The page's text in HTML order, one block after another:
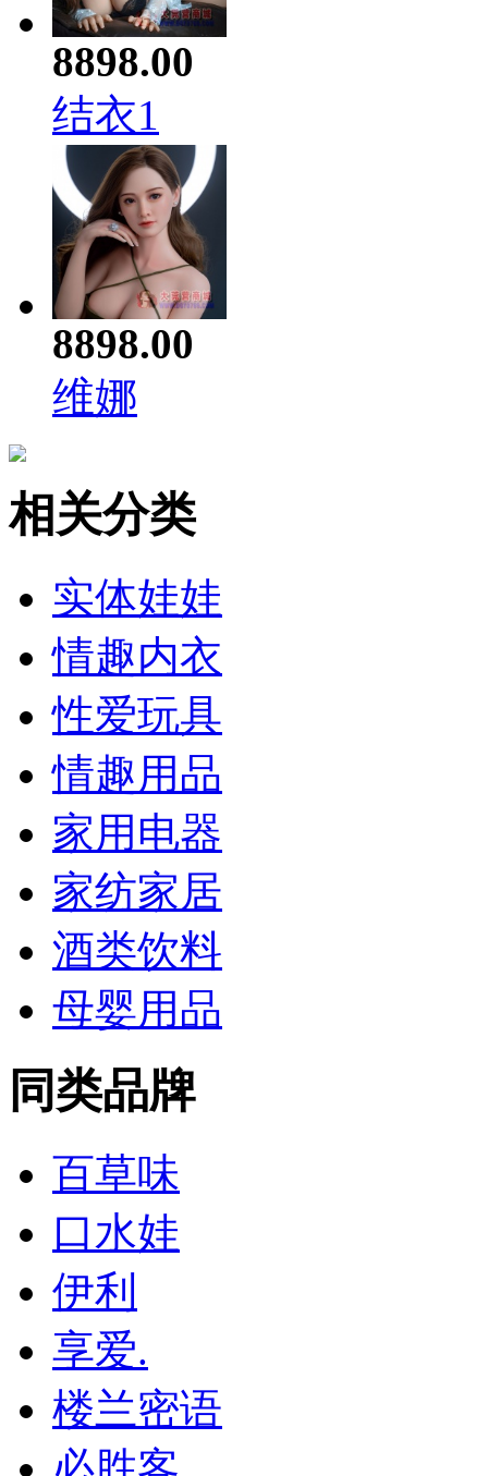
8898.00
结衣1
8898.00
维娜
相关分类
实体娃娃
情趣内衣
性爱玩具
情趣用品
家用电器
家纺家居
酒类饮料
母婴用品
同类品牌
百草味
口水娃
伊利
享爱.
楼兰密语